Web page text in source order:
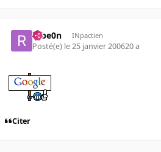
r0be0n INpactien
Posté(e) le 25 janvier 200620 a
Citer